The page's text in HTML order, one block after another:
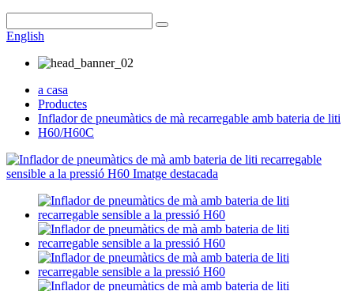
English
a casa
Productes
Inflador de pneumàtics de mà recarregable amb bateria de liti
H60/H60C